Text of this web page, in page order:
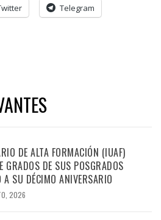
Telegram
DE ALTA FORMACIÓN (IUAF)
GRADOS DE SUS POSGRADOS
SU DÉCIMO ANIVERSARIO
2026